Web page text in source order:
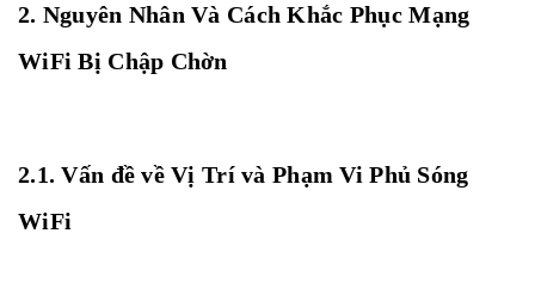
2. Nguyên Nhân Và Cách Khắc Phục Mạng
WiFi Bị Chập Chờn
2.1. Vấn đề về Vị Trí và Phạm Vi Phủ Sóng
WiFi